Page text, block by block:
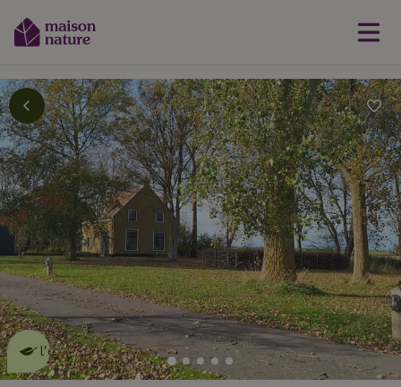
Cette Maison Nature fait de
l'effeten savoir plus